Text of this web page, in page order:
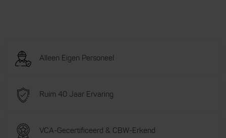
Alleen Eigen Personeel
Ruim 40 Jaar Ervaring
VCA-Gecertificeerd & CBW-Erkend